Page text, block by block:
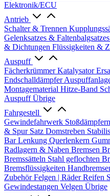
Elektronik/ECU
Antrieb
Schalter & Trennen
Gelenksatzes & Faltenbalgsatzes
& Dichtungen Flüssigkeiten &
Auspuff
FächerkrümmerKatalysator
Endschalldämpfer
Montagematerial Hitze-Band
Auspuff Übrige
Fahrgestell
Gewindefahrwerk Stoßdämpfern
& Spur Satz Domstreben
BarLenkung Querlenkern
Radlagern & Naben Bremsen
Bremssätteln Stahl geflochten
Bremsflüssigkeiten
ZubehörFelgen | RäderReifen
Gewindestangen Velgen Übrige